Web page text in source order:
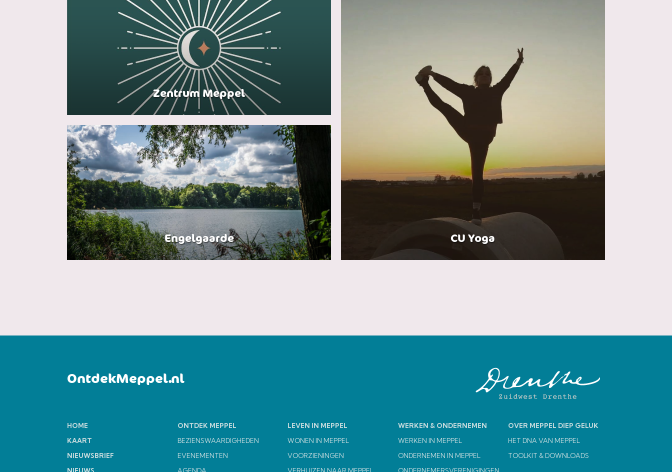
CU Yoga
Zentrum Meppel
Engelgaarde
OntdekMeppel.nl
HOME
KAART
NIEUWSBRIEF
ONTDEK MEPPEL
BEZIENSWAARDIGHEDEN
EVENEMENTEN
LEVEN IN MEPPEL
WONEN IN MEPPEL
VOORZIENINGEN
WERKEN & ONDERNEMEN
WERKEN IN MEPPEL
ONDERNEMEN IN MEPPEL
OVER MEPPEL DIEP GELUK
HET DNA VAN MEPPEL
TOOLKIT & DOWNLOADS